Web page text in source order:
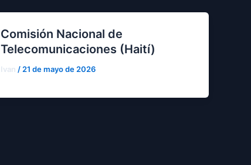
Comisión Nacional de
Telecomunicaciones (Haití)
Ivan / 21 de mayo de 2026